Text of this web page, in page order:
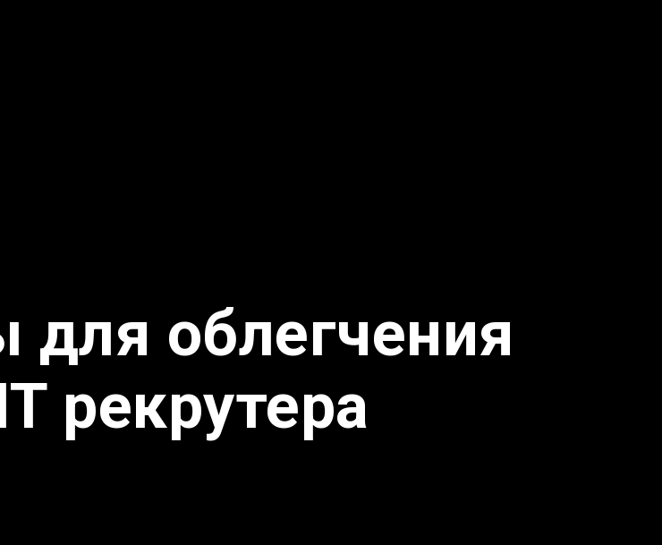
для облегчения
рекрутера